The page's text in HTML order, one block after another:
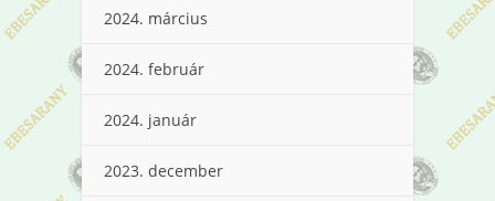
2024. március
2024. február
2024. január
2023. december